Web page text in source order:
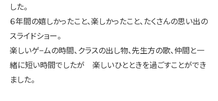
した。
６年間の嬉しかったこと、楽しかったこと、たくさんの思い出の
スライドショー。
楽しいゲ−ムの時間、クラスの出し物、先生方の歌、仲間と一
緒に短い時間でしたが 楽しいひとときを過ごすことができ
ました。